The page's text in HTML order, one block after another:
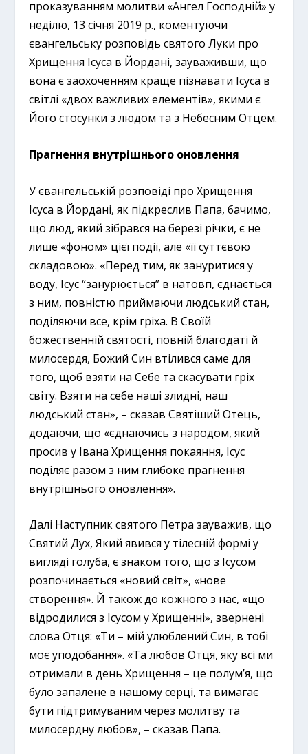
проказуванням молитви «Ангел Господній» у
неділю, 13 січня 2019 р., коментуючи
євангельську розповідь святого Луки про
Хрищення Ісуса в Йордані, зауваживши, що
вона є заохоченням краще пізнавати Ісуса в
світлі «двох важливих елементів», якими є
Його стосунки з людом та з Небесним Отцем.
Прагнення внутрішнього оновлення
У євангельській розповіді про Хрищення
Ісуса в Йордані, як підкреслив Папа, бачимо,
що люд, який зібрався на березі річки, є не
лише «фоном» цієї події, але «її суттєвою
складовою». «Перед тим, як зануритися у
воду, Ісус “занурюється” в натовп, єднається
з ним, повністю приймаючи людський стан,
поділяючи все, крім гріха. В Своїй
божественній святості, повній благодаті й
милосердя, Божий Син втілився саме для
того, щоб взяти на Себе та скасувати гріх
світу. Взяти на себе наші злидні, наш
людський стан», – сказав Святіший Отець,
додаючи, що «єднаючись з народом, який
просив у Івана Хрищення покаяння, Ісус
поділяє разом з ним глибоке прагнення
внутрішнього оновлення».
Далі Наступник святого Петра зауважив, що
Святий Дух, Який явився у тілесній формі у
вигляді голуба, є знаком того, що з Ісусом
розпочинається «новий світ», «нове
створення». Й також до кожного з нас, «що
відродилися з Ісусом у Хрищенні», звернені
слова Отця: «Ти – мій улюблений Син, в тобі
моє уподобання». «Та любов Отця, яку всі ми
отримали в день Хрищення – це полум’я, що
було запалене в нашому серці, та вимагає
бути підтримуваним через молитву та
милосердну любов», – сказав Папа.